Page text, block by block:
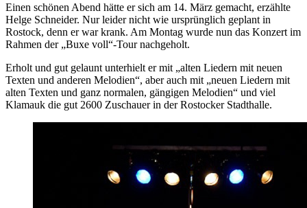
Einen schönen Abend hätte er sich am 14. März gemacht, erzählte
Helge Schneider. Nur leider nicht wie ursprünglich geplant in
Rostock, denn er war krank. Am Montag wurde nun das Konzert im
Rahmen der „Buxe voll“-Tour nachgeholt.
Erholt und gut gelaunt unterhielt er mit „alten Liedern mit neuen
Texten und anderen Melodien“, aber auch mit „neuen Liedern mit
alten Texten und ganz normalen, gängigen Melodien“ und viel
Klamauk die gut 2600 Zuschauer in der Rostocker Stadthalle.